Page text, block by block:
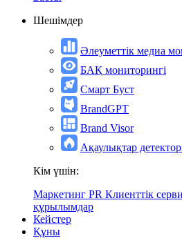
Шешімдер
Әлеуметтік медиа
БАҚ мониторингі
Смарт Буст
BrandGPT
Brand Visor
Ақаулықтар
Кім үшін:
Маркетинг PR Клиенттік
құрылымдар
Кейстер
Құны